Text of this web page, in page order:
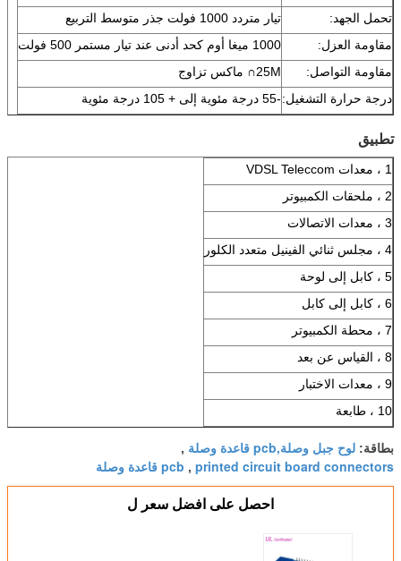
تحمل الجهد:
تيار متردد 1000 فولت جذر متوسط ​​التربيع
مقاومة العزل:
1000 ميغا أوم كحد أدنى عند تيار مستمر 500 فولت
مقاومة التواصل:
25M∩ ماكس تزاوج
درجة حرارة التشغيل:-55 درجة مئوية إلى + 105 درجة مئوية
تطبيق
1 ، معدات VDSL Teleccom
2 ، ملحقات الكمبيوتر
3 ، معدات الاتصالات
4 ، مجلس ثنائي الفينيل متعدد الكلور
5 ، كابل إلى لوحة
6 ، كابل إلى كابل
7 ، محطة الكمبيوتر
8 ، القياس عن بعد
9 ، معدات الاختبار
10 ، طابعة
بطاقة: لوح جبل وصلة,pcb قاعدة وصلة ,
printed circuit board connectors
, pcb قاعدة وصلة
احصل على افضل سعر ل